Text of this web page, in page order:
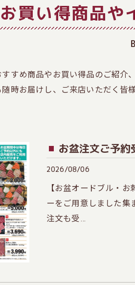
お買い得商品や
すめ商品やお買い得品のご紹
時お届けし、ご来店いただく
お盆注文ご予
2026/08/06
【お盆オードブル・
ーをご用意しました集
注文も受…